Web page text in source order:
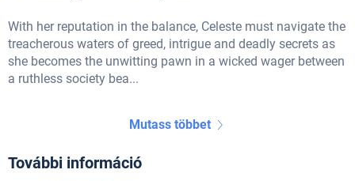
With her reputation in the balance, Celeste must navigate the
treacherous waters of greed, intrigue and deadly secrets as
she becomes the unwitting pawn in a wicked wager between
a ruthless society bea...
Mutass többet
További információ